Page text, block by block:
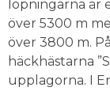
löpningarna är
över 5300 m
över 3800 m.
häckhästarna
upplagorna. I